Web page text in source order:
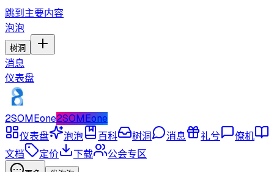
跳到主要内容
泡泡
树洞
消息
仪表盘
2SOMEone2SOMEone
仪表盘
泡泡 百科 树洞 消息 礼兮
僚机
文档
定价 下载 公会专区